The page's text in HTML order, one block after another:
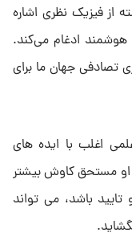
از فیزیک نظری اشاره
هوشمند ادغام می‌کند.
تصادفی جهان ما برای
اغلب با ایده های
او مستحق کاوش بیشتر
باشد، می تواند